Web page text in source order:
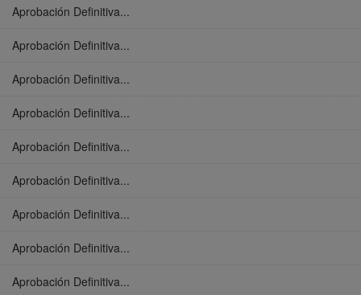
Aprobación Definitiva...
Aprobación Definitiva...
Aprobación Definitiva...
Aprobación Definitiva...
Aprobación Definitiva...
Aprobación Definitiva...
Aprobación Definitiva...
Aprobación Definitiva...
Aprobación Definitiva...